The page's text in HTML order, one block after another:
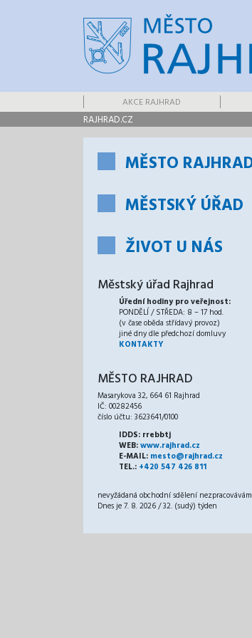
AKCE RAJHRAD
RAJHRAD.CZ
MĚSTO
MĚSTSKÝ ÚŘAD
ŽIVOT U NÁS
Městský úřad Rajhrad
Úřední hodiny pro veřejnost:
PONDĚLÍ / STŘEDA: 8 – 17 hod.
(v čase oběda střídavý provoz)
jiné dny dle předchozí domluvy
KONTAKTY
MĚSTO RAJHRAD
Masarykova 32, 664 61 Rajhrad
IČ: 00282456
číslo účtu: 3623641/0100
IDDS: rrebbtj
WEB:www.rajhrad.cz
E-MAIL: mesto@rajhrad.cz
TEL.: +420 547 426 811
nevyžádaná obchodní sdělení
Dnes je 7. 8. 2026 / 32. (sudý) týden